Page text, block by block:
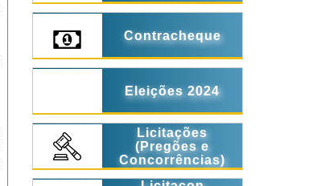
Contracheque
Eleições 2024
Licitações
(Pregões e
Concorrências)